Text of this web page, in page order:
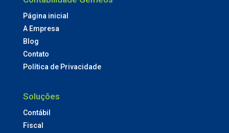
Página inicial
A Empresa
Blog
Contato
Política de Privacidade
Soluções
Contábil
Fiscal